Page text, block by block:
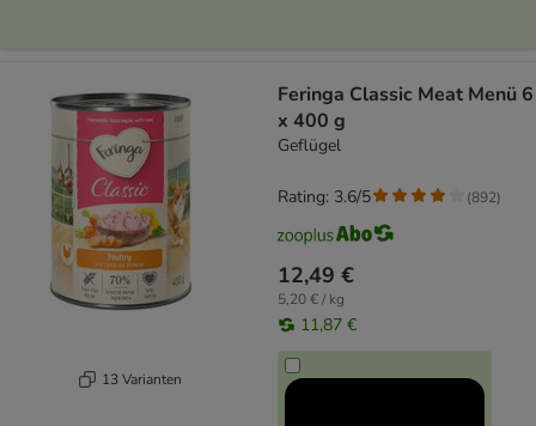
13 Varianten
Feringa Classic Meat Menü 6
x 400 g
Geflügel
12,49 €
5,20 € / kg
11,87 €
Rating: 3.6/5 (892)